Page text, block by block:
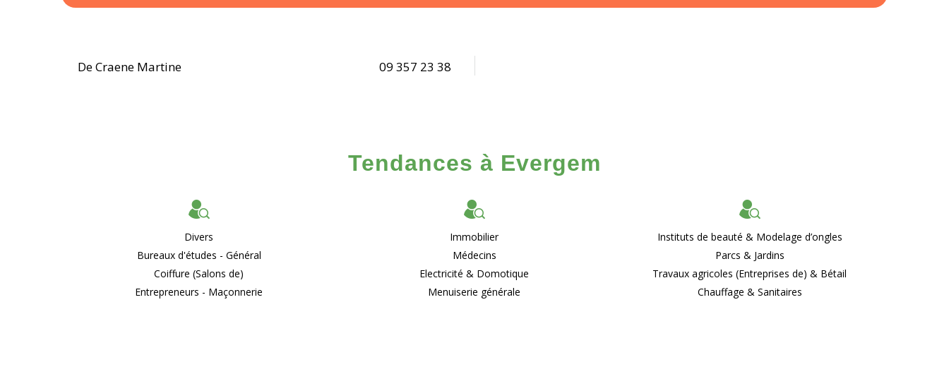
De Craene Martine 09 357 23 38
Tendances à Evergem
Divers
Bureaux d'études - Général
Coiffure (Salons de)
Entrepreneurs - Maçonnerie
Immobilier
Médecins
Electricité & Domotique
Menuiserie générale
Instituts de beauté & Modelage d’ongles
Parcs & Jardins
Travaux agricoles (Entreprises de) & Bétail
Chauffage & Sanitaires